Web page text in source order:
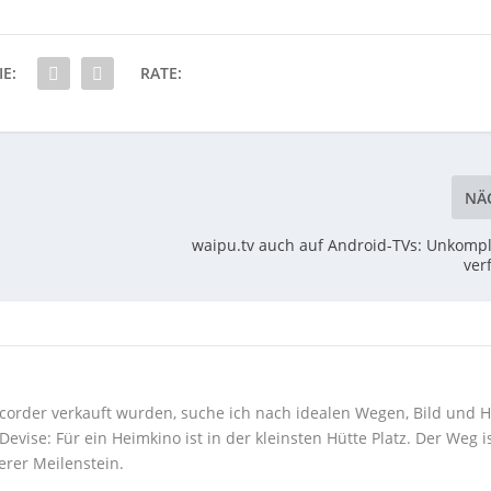
RATE:
waipu.tv auch auf Android-TVs:
verkauft wurden, suche ich nach idealen Wegen, Bild und
Für ein Heimkino ist in der kleinsten Hütte Platz. Der Weg
Meilenstein.